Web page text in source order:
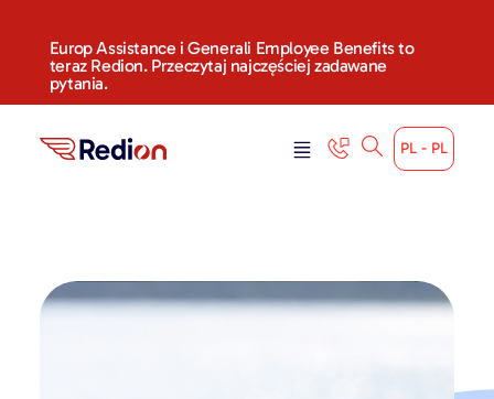
Europ Assistance i Generali Employee Benefits to
teraz Redion. Przeczytaj najczęściej zadawane
pytania.
PL - PL